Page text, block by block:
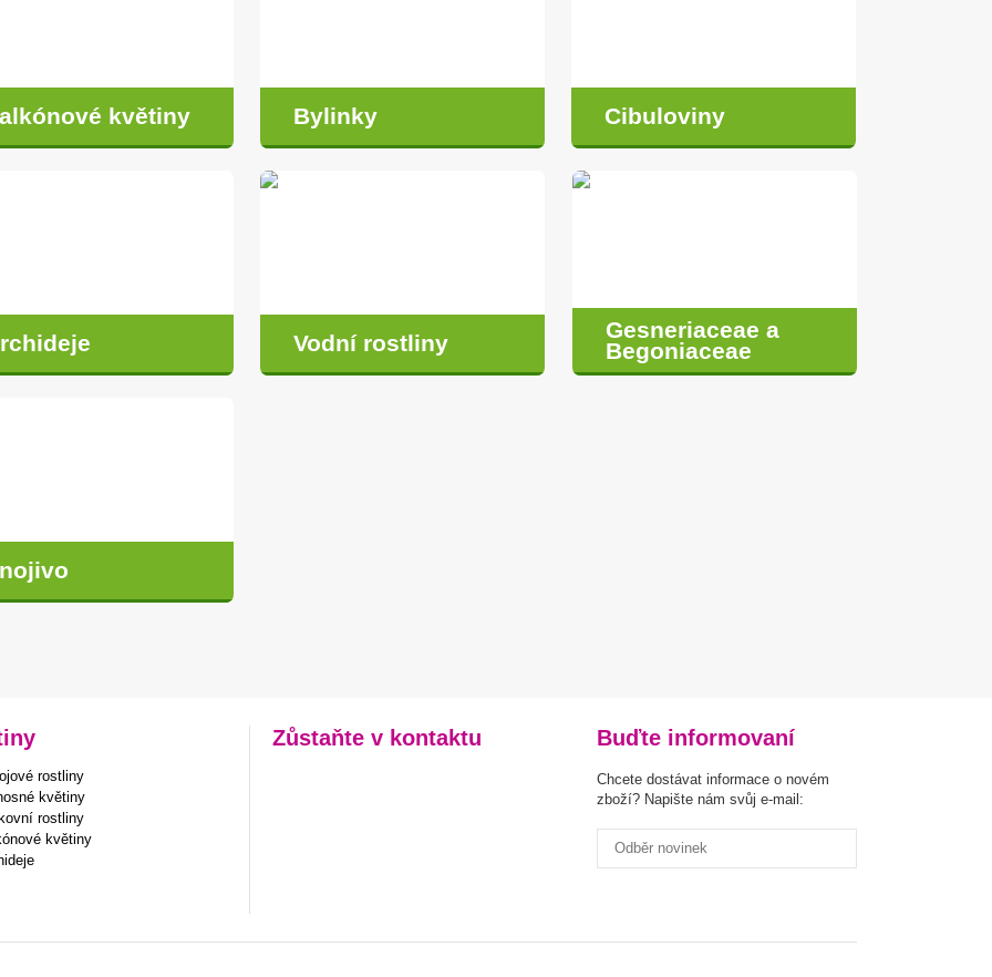
květiny Bylinky Cibuloviny
Gesneriaceae a
Begoniaceae
Vodní rostliny
rostliny
květiny
rostliny
květiny
Zůstaňte v kontaktu Buďte informovaní
Chcete dostávat informace o novém
zboží? Napište nám svůj e-mail: